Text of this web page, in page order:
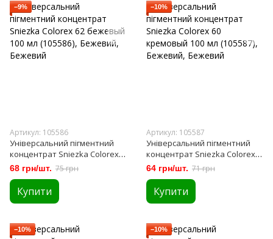
−9%
Артикул: 105586
Універсальний пігментний
концентрат Sniezka Colorex
62 бежевый 100 мл (105586)
68 грн/шт. 75 грн
Купити
−10%
Артикул: 105587
Універсальний пігментний
концентрат Sniezka Colorex
60 кремовый 100 мл (105587)
64 грн/шт. 71 грн
Купити
−10% −10%